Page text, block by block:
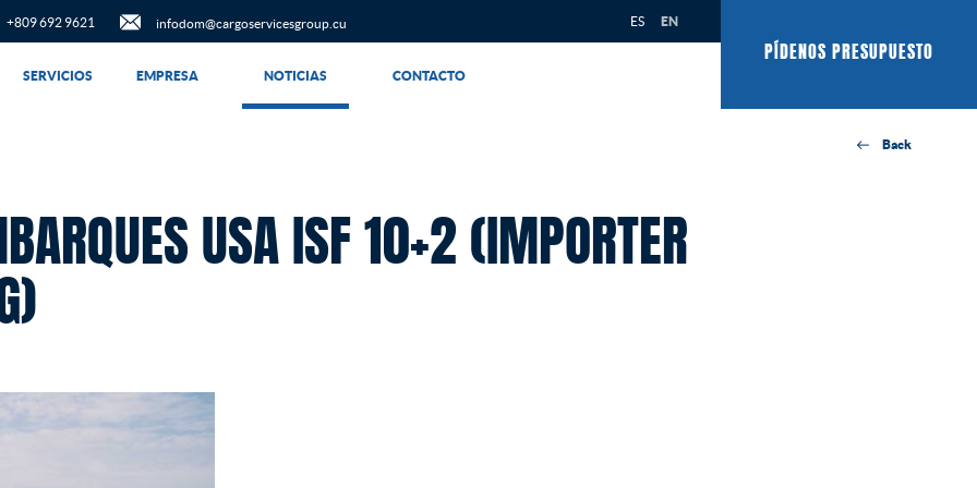
+809 692 9621 infodom@cargoservicesgroup.cu ES EN
SERVICIOS EMPRESA NOTICIAS CONTACTO
PÍDENOS PRESUPUESTO
Back
USA ISF 10+2 (IMPORTER